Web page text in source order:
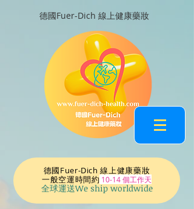
德國Fuer-Dich 線上健康藥妝
德國Fuer-Dich 線上健康藥妝
一般空運時間約 10-14 個工作天
全球運送We ship worldwide